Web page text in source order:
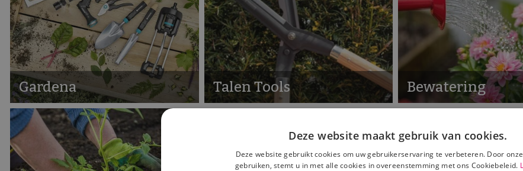
Gardena Talen Tools Bewatering
Deze website maakt gebruik van cookies.
Deze website gebruikt cookies om uw gebruikerservaring te verbeteren. Door
gebruiken, stemt u in met alle cookies in overeenstemming met ons Cookiebeleid.